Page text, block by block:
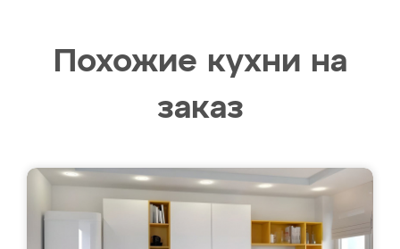
Похожие кухни на
заказ